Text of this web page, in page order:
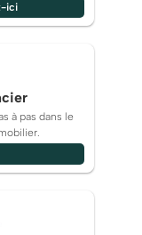
ici
à pas dans le